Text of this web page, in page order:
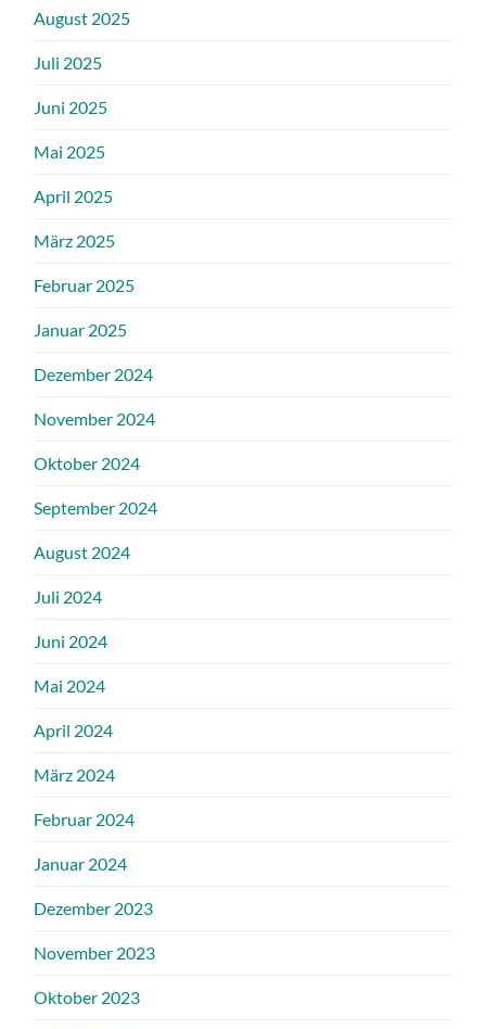
August 2025
Juli 2025
Juni 2025
Mai 2025
April 2025
März 2025
Februar 2025
Januar 2025
Dezember 2024
November 2024
Oktober 2024
September 2024
August 2024
Juli 2024
Juni 2024
Mai 2024
April 2024
März 2024
Februar 2024
Januar 2024
Dezember 2023
November 2023
Oktober 2023